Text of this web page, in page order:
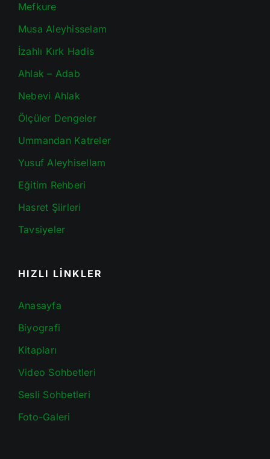
Mefkure
Musa Aleyhisselam
İzahlı Kırk Hadis
Ahlak – Adab
Nebevi Ahlak
Ölçüler Dengeler
Ummandan Katreler
Yusuf Aleyhisellam
Eğitim Rehberi
Hasret Şiirleri
Tavsiyeler
HIZLI LİNKLER
Anasayfa
Biyografi
Kitapları
Video Sohbetleri
Sesli Sohbetleri
Foto-Galeri